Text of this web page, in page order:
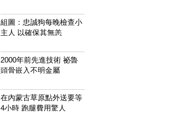
組圖：忠誠狗每晚檢查小
主人 以確保其無恙
2000年前先進技術 祕魯
頭骨嵌入不明金屬
在內蒙古草原點外送要等
4小時 跑腿費用驚人